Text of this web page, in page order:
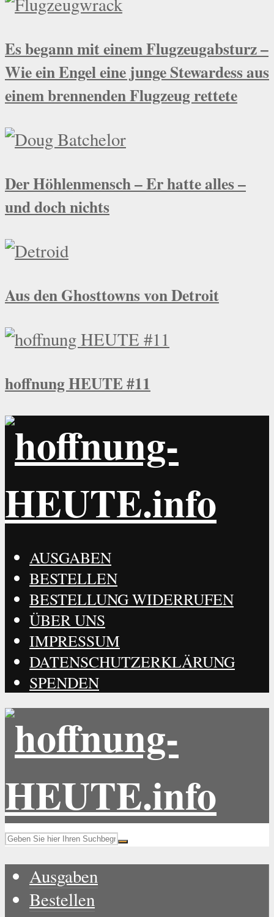
Es begann mit einem Flugzeugabsturz –
Wie ein Engel eine junge Stewardess aus
einem brennenden Flugzeug rettete
Der Höhlenmensch – Er hatte alles –
und doch nichts
Aus den Ghosttowns von Detroit
hoffnung HEUTE #11
AUSGABEN
BESTELLEN
BESTELLUNG WIDERRUFEN
ÜBER UNS
IMPRESSUM
DATENSCHUTZERKLÄRUNG
SPENDEN
Ausgaben
Bestellen